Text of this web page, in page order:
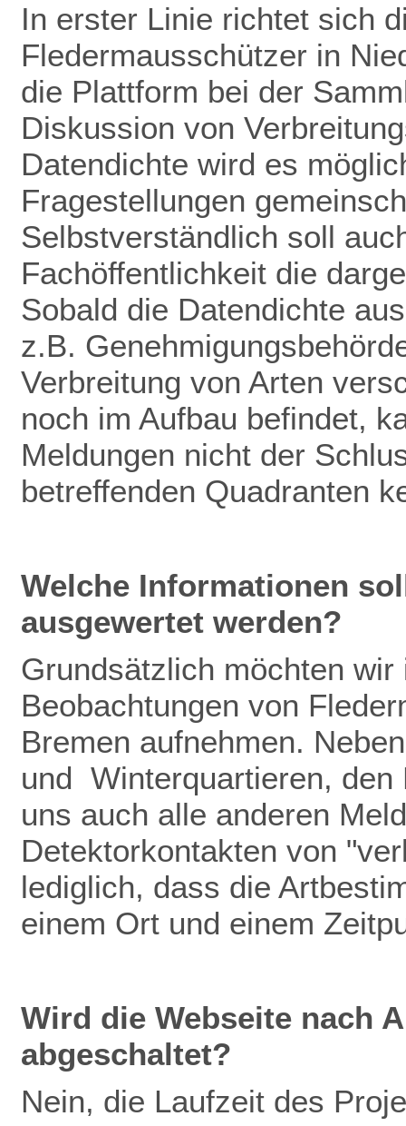
In erster Linie richtet sich
Fledermausschützer in
die Plattform bei der
Diskussion von
Datendichte wird es
Fragestellungen
Selbstverständlich soll
Fachöffentlichkeit die
Sobald die Datendichte
z.B.
Verbreitung von Arten
noch im Aufbau befindet,
Meldungen nicht der
betreffenden Quadranten
Welche Informationen
ausgewertet werden?
Grundsätzlich möchten
Beobachtungen von
Bremen aufnehmen.
und Winterquartieren, den
uns auch alle anderen
Detektorkontakten von
lediglich, dass die
einem Ort und einem
Wird die Webseite nach
abgeschaltet?
Nein, die Laufzeit des